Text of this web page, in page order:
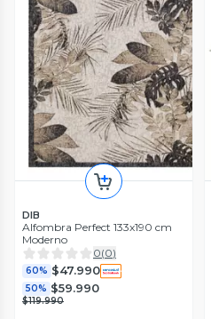
DIB
Alfombra Perfect 133x190 cm
Moderno
0(0)
60% $47.990
50% $59.990
$119.990